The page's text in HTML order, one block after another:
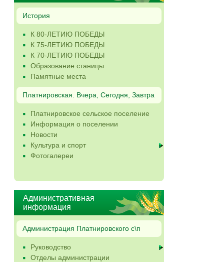
История
К 80-ЛЕТИЮ ПОБЕДЫ
К 75-ЛЕТИЮ ПОБЕДЫ
К 70-ЛЕТИЮ ПОБЕДЫ
Образование станицы
Памятные места
Платнировская. Вчера, Сегодня, Завтра
Платнировское сельское поселение
Информация о поселении
Новости
Культура и спорт
Фотогалереи
Административная
информация
Администрация Платнировского с\п
Руководство
Отделы администрации